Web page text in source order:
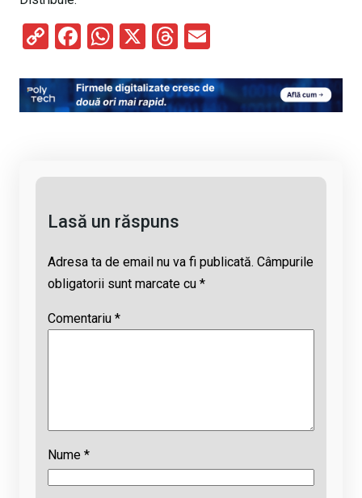
C
py
Li
F
ce
b
W
at
s
X
T
e
a
ail
Lasă un răspuns
Adresa ta de email nu va fi publicată. Câmpurile
obligatorii sunt marcate cu *
Comentariu *
Nume *